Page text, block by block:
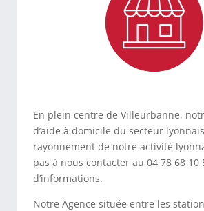
En plein centre de Villeurbanne,
d’aide à domicile du secteur
rayonnement de notre activité
pas à nous contacter au 04 78 68 10
d’informations.
Notre Agence située entre les